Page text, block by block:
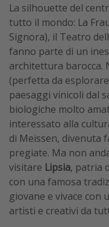
La silhouette del
tutto il mondo: La
Signora), il Teatro
fanno parte di un
architettura barocca.
(perfetta da
paesaggi vinicoli dal
biologiche molto
interessato alla
di Meissen, divenuta
pregiate. Ma non
visitare Lipsia, patria
con una famosa
giovane e vivace con
artisti e creativi da